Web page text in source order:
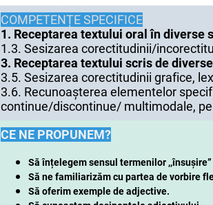
COMPETENȚE SPECIFICE
1. Receptarea textului oral în diverse
1.3. Sesizarea corectitudinii/
3. Receptarea textului scris de
3.5. Sesizarea corectitudinii grafice,
3.6. Recunoașterea elementelor
continue/discontinue/ multimodale,
CE NE PROPUNEM?
Să înțelegem sensul termenilor ,,însușire”
Să ne familiarizăm cu partea de vorbire
Să oferim exemple de adjective.